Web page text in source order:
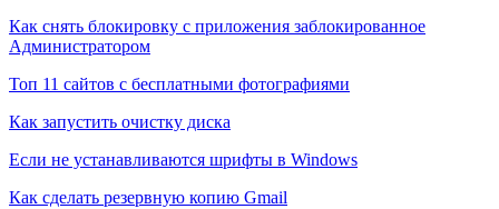
Как снять блокировку с приложения заблокированное
Администратором
Топ 11 сайтов с бесплатными фотографиями
Как запустить очистку диска
Если не устанавливаются шрифты в Windows
Как сделать резервную копию Gmail